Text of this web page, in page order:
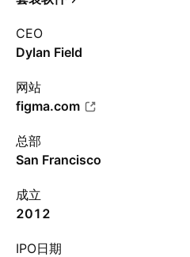
CEO
Dylan Field
网站
figma.com
总部
San Francisco
成立
2012
IPO日期